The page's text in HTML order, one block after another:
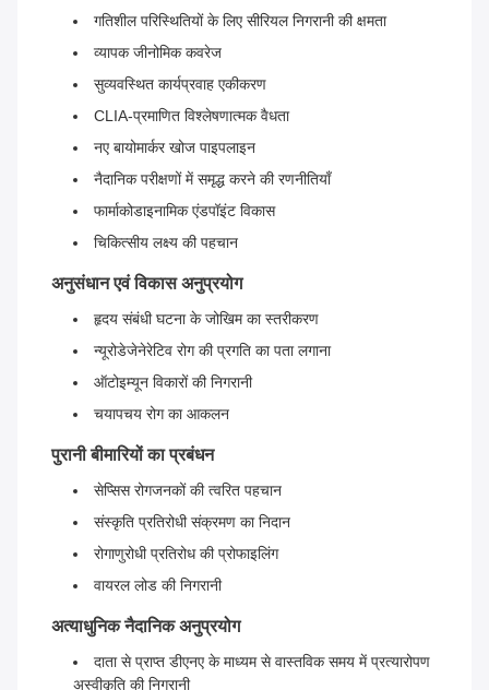
गतिशील परिस्थितियों के लिए सीरियल निगरानी की क्षमता
व्यापक जीनोमिक कवरेज
सुव्यवस्थित कार्यप्रवाह एकीकरण
CLIA-प्रमाणित विश्लेषणात्मक वैधता
नए बायोमार्कर खोज पाइपलाइन
नैदानिक परीक्षणों में समृद्ध करने की रणनीतियाँ
फार्माकोडाइनामिक एंडपॉइंट विकास
चिकित्सीय लक्ष्य की पहचान
अनुसंधान एवं विकास अनुप्रयोग
हृदय संबंधी घटना के जोखिम का स्तरीकरण
न्यूरोडेजेनेरेटिव रोग की प्रगति का पता लगाना
ऑटोइम्यून विकारों की निगरानी
चयापचय रोग का आकलन
पुरानी बीमारियों का प्रबंधन
सेप्सिस रोगजनकों की त्वरित पहचान
संस्कृति प्रतिरोधी संक्रमण का निदान
रोगाणुरोधी प्रतिरोध की प्रोफाइलिंग
वायरल लोड की निगरानी
अत्याधुनिक नैदानिक अनुप्रयोग
दाता से प्राप्त डीएनए के माध्यम से वास्तविक समय में प्रत्यारोपण
अस्वीकृति की निगरानी